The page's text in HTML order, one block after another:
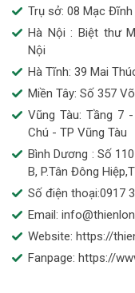
Trụ sở: 08 Mạc Đĩnh
Hà Nội : Biệt thư
Nội
Hà Tĩnh: 39 Mai
Miền Tây: Số 357
Vũng Tàu: Tầng 7
Chú - TP Vũng Tàu
Bình Dương : Số
B, P.Tân Đông
Số điện thoại:0917
Email:
Website: https://
Fanpage: https://